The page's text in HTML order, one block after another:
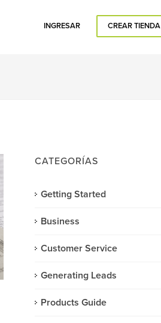
INGRESAR CREAR TIENDA
CATEGORÍAS
Getting Started
Business
Customer Service
Generating Leads
Products Guide